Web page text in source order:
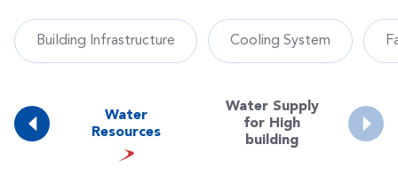
Building Infrastructure Cooling System
Water
Resources
Water Supply
for High
building